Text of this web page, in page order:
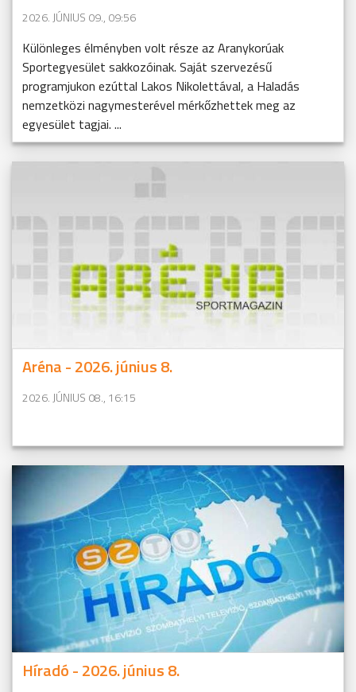
2026. JÚNIUS 09., 09:56
Különleges élményben volt része az Aranykorúak
Sportegyesület sakkozóinak. Saját szervezésű
programjukon ezúttal Lakos Nikolettával, a Haladás
nemzetközi nagymesterével mérkőzhettek meg az
egyesület tagjai. ...
Aréna - 2026. június 8.
2026. JÚNIUS 08., 16:15
Híradó - 2026. június 8.